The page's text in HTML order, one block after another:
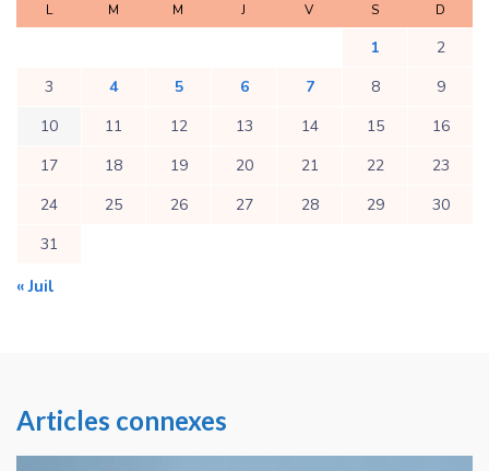
L M M J V S D
1
2
3
4 5 6 7 8
9
10
11 12 13 14 15
16
17
18 19 20 21 22
23
24
25 26 27 28 29
30
31
« Juil
Articles connexes